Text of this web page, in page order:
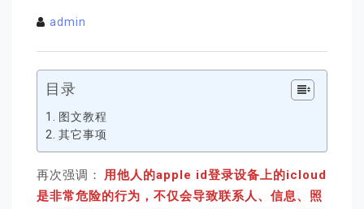
admin
目录
图文教程
其它事项
再次强调：
用他人的apple id登录设备上的icloud
是非常危险的行为，不仅会导致联系人、信息、照